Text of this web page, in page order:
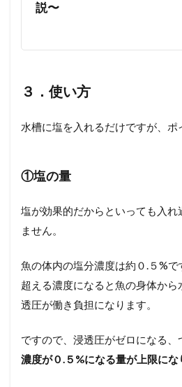
説〜
３．使い方
水槽に塩を入れるだけですが、ポ
①塩の量
塩が効果的だからといっても入れ
ません。
魚の体内の塩分濃度は約０.５%
超える濃度になると魚の身体か
透圧が働き負担になります。
ですので、浸透圧がゼロになる、
濃度が０.５%になる量が上限にな